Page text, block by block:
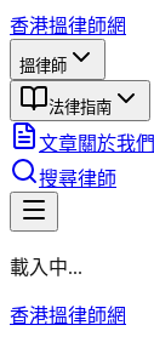
香港搵律師網
搵律師
法律指南
文章關於我們
搜尋律師
載入中...
香港搵律師網